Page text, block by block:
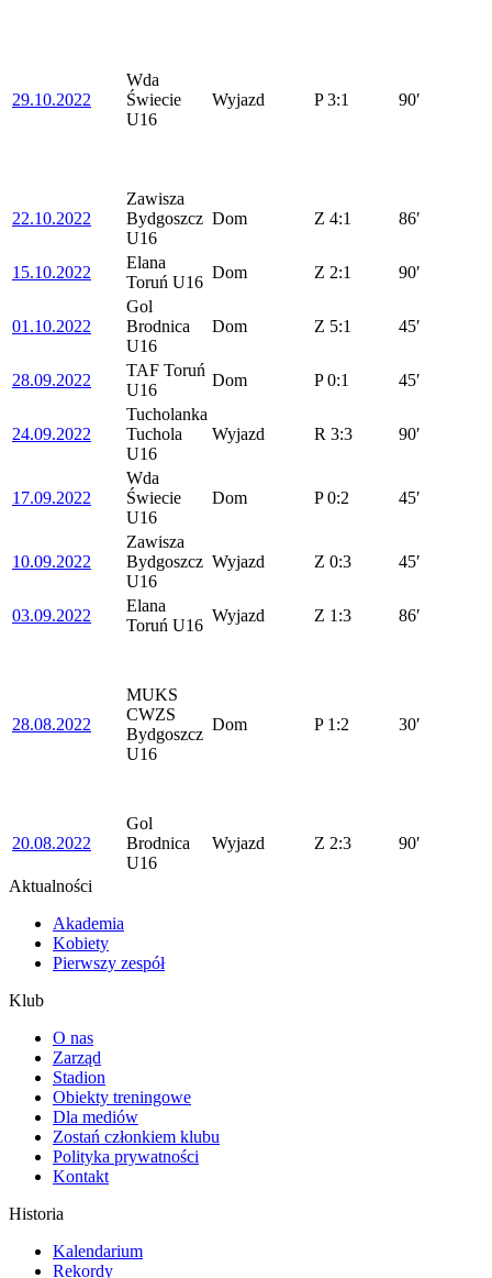
29.10.2022
Wda
Świecie
U16
Wyjazd P 3:1 90′
22.10.2022
Zawisza
Bydgoszcz
U16
Dom Z 4:1 86′
15.10.2022
Elana
Toruń U16
Dom Z 2:1 90′
01.10.2022
Gol
Brodnica
U16
Dom Z 5:1 45′
28.09.2022
TAF Toruń
U16
Dom P 0:1 45′
24.09.2022
Tucholanka
Tuchola
U16
Wyjazd R 3:3 90′
17.09.2022
Wda
Świecie
U16
Dom P 0:2 45′
10.09.2022
Zawisza
Bydgoszcz
U16
Wyjazd Z 0:3 45′
03.09.2022
Elana
Toruń U16
Wyjazd Z 1:3 86′
28.08.2022
MUKS
CWZS
Bydgoszcz
U16
Dom P 1:2 30′
20.08.2022
Gol
Brodnica
U16
Wyjazd Z 2:3 90′
Aktualności
Akademia
Kobiety
Pierwszy zespół
Klub
O nas
Zarząd
Stadion
Obiekty treningowe
Dla mediów
Zostań członkiem klubu
Polityka prywatności
Kontakt
Historia
Kalendarium
Rekordy